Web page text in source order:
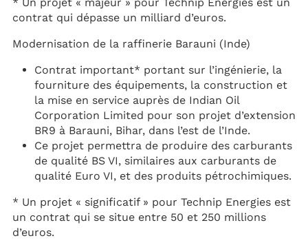
contrat qui dépasse un milliard d’euros.
Modernisation de la raffinerie Barauni (Inde)
Contrat important* portant sur l’ingénierie, la
fourniture des équipements, la construction et
la mise en service auprès de Indian Oil
Corporation Limited pour son projet d’extension
BR9 à Barauni, Bihar, dans l’est de l’Inde.
Ce projet permettra de produire des carburants
de qualité BS VI, similaires aux carburants de
qualité Euro VI, et des produits pétrochimiques.
* Un projet « significatif » pour Technip Energies est
un contrat qui se situe entre 50 et 250 millions
d’euros.